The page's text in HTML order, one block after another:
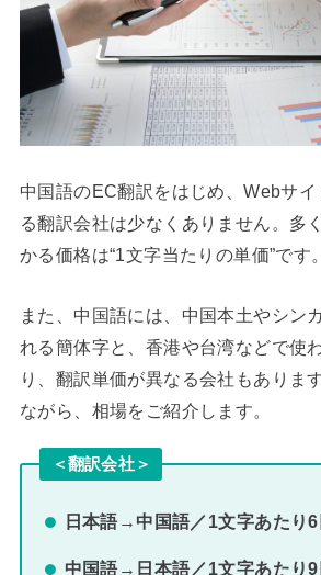
中国語のEC翻訳をはじめ、Webサ
る翻訳会社は少なくありません。多
かる価格は“1文字当たりの単価”です。
また、中国語には、中国本土やシン
れる簡体字と、香港や台湾などで使
り、翻訳単価が異なる会社もありま
ながら、相場をご紹介します。
＜翻訳会社＞
日本語→中国語／1文字あたり6
中国語→日本語／1文字あたり9